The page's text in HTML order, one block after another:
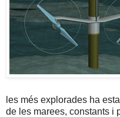
les més explorades ha
de les marees, constants i